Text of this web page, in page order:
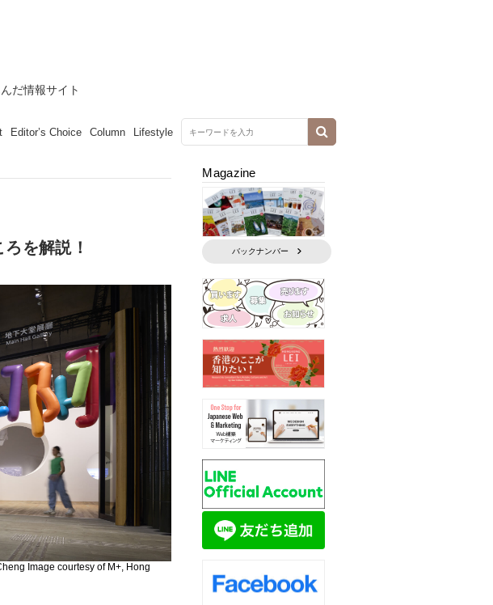
だ情報サイト
Editor’s Choice Column Lifestyle
を解説！
Image courtesy of M+, Hong
Magazine
バックナンバー